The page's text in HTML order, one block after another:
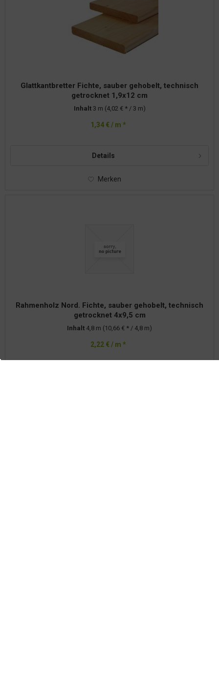
Glattkantbretter Fichte, sauber gehobelt, technisch
getrocknet 1,9x12 cm
Inhalt 3 m (4,02 € * / 3 m)
1,34 € / m *
Details
Merken
Rahmenholz Nord. Fichte, sauber gehobelt, technisch
getrocknet 4x9,5 cm
Inhalt 4,8 m (10,66 € * / 4,8 m)
2,22 € / m *